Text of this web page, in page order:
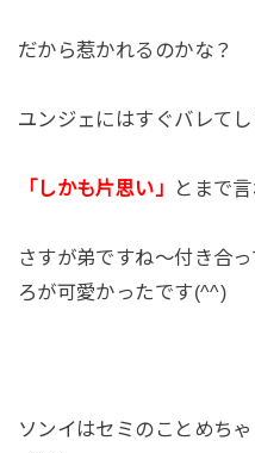
だから惹かれるのかな？
ユンジェにはすぐバレてし
「しかも片思い」 とまで
さすが弟ですね～付き合
ろが可愛かったです(^^)
ソンイはセミのことめち